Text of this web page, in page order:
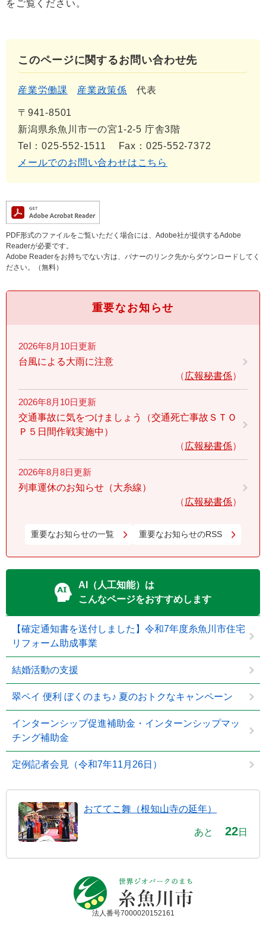
をご覧ください。
このページに関するお問い合わせ先
産業労働課 産業政策係 代表
〒941-8501
新潟県糸魚川市一の宮1-2-5 庁舎3階
Tel：025-552-1511
Fax：025-552-7372
メールでのお問い合わせはこちら
PDF形式のファイルをご覧いただく場合には、Adobe社が提供するAdobe
Readerが必要です。
Adobe Readerをお持ちでない方は、バナーのリンク先からダウンロードしてく
ださい。（無料）
重要なお知らせ
2026年8月10日更新
台風による大雨に注意
広報秘書係
2026年8月10日更新
交通事故に気をつけましょう（交通死亡事故ＳＴＯ
Ｐ５日間作戦実施中）
広報秘書係
2026年8月8日更新
列車運休のお知らせ（大糸線）
広報秘書係
重要なお知らせの一覧 重要なお知らせのRSS
AI（人工知能）は
こんなページをおすすめします
【確定通知書を送付しました】令和7年度糸魚川市住宅
リフォーム助成事業
結婚活動の支援
翠ペイ 便利 ぼくのまち♪ 夏のおトクなキャンペーン
インターンシップ促進補助金・インターンシップマッ
チング補助金
定例記者会見（令和7年11月26日）
おててこ舞（根知山寺の延年）
あと 22日
法人番号7000020152161